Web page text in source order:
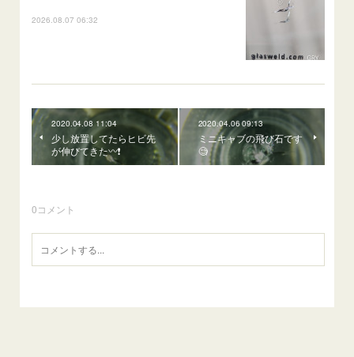
2026.08.07 06:32
2020.04.08 11:04
少し放置してたらヒビ先
が伸びてきた〰️❗️
2020.04.06 09:13
ミニキャブの飛び石です
🧐
0コメント